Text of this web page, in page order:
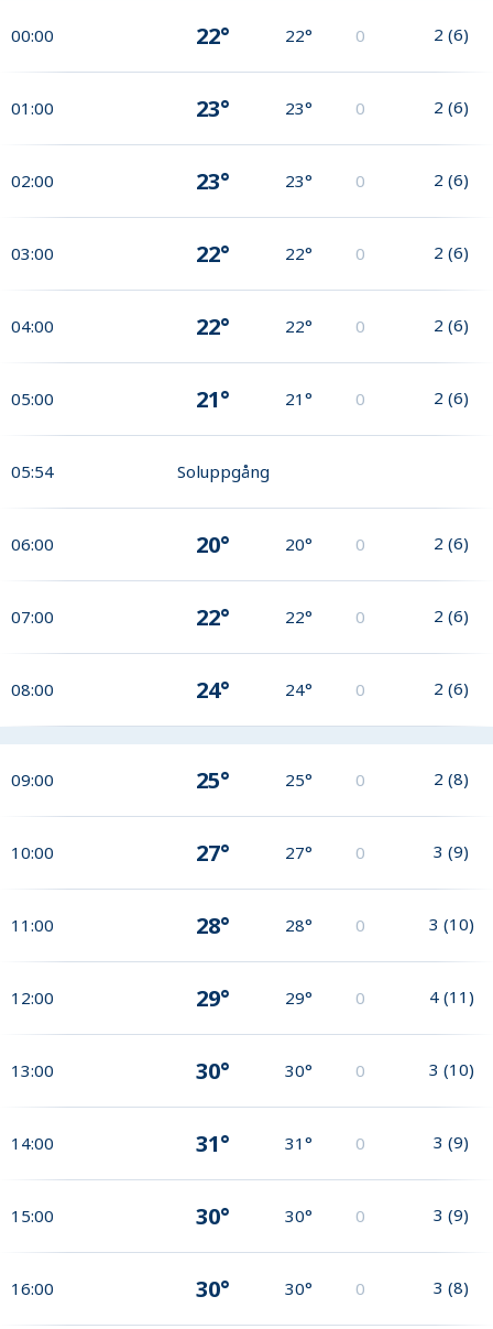
00:00 22° 22° 0 2 (6)
01:00 23° 23° 0 2 (6)
02:00 23° 23° 0 2 (6)
03:00 22° 22° 0 2 (6)
04:00 22° 22° 0 2 (6)
05:00 21° 21° 0 2 (6)
05:54 Soluppgång
06:00 20° 20° 0 2 (6)
07:00 22° 22° 0 2 (6)
08:00 24° 24° 0 2 (6)
09:00 25° 25° 0 2 (8)
10:00 27° 27° 0 3 (9)
11:00 28° 28° 0 3 (10)
12:00 29° 29° 0 4 (11)
13:00 30° 30° 0 3 (10)
14:00 31° 31° 0 3 (9)
15:00 30° 30° 0 3 (9)
16:00 30° 30° 0 3 (8)